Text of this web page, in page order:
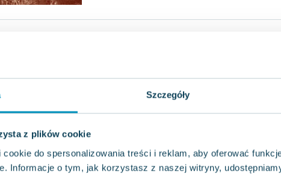
Szczegóły
z plików cookie
do spersonalizowania treści i reklam, aby oferować
Informacje o tym, jak korzystasz z naszej witryny,
narracji z awan...